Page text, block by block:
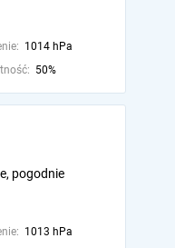
1014 hPa
50%
pogodnie
1013 hPa